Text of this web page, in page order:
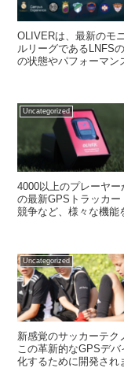
OLIVERは、最新のモ
ルリーグであるLNFS
の状態やパフォーマン
ために必要なデータ
に採用されており、
Uncategorized
4000以上のプレーヤ
の最新GPSトラッカ
競争など、様々な機能
Uncategorized
新感覚のサッカーテク
この革新的なGPSデ
化するために開発され